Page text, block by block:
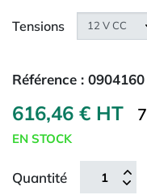
Tensions
Référence : 0904160
616,46 € HT
EN STOCK
Quantité